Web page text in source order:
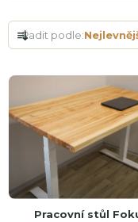
Ř
a
e
p
k
Řadit podle:
V
p
i
d
Pracovní stůl